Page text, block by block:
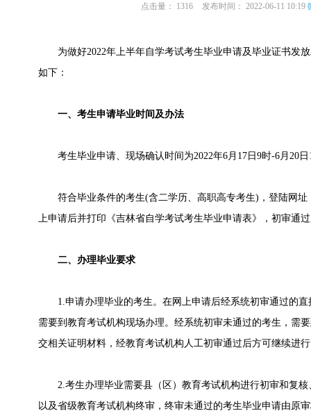
点击量： 1316 发布时间： 2022-06-11 10:19
为做好2022年上半年自学考试考生毕业申请及毕业证书发
如下：
一、考生申请毕业时间及办法
考生毕业申请、现场确认时间为2022年6月17日9时-6月20日
符合毕业条件的考生(含二学历、高职高专考生)，登陆网址（
上申请后并打印《吉林省自学考试考生毕业申请表》，初审通
二、办理毕业要求
1.申请办理毕业的考生。在网上申请后经系统初审通过的直
需要到教育考试机构现场办理。经系统初审未通过的考生，需
交相关证明材料，经教育考试机构人工初审通过后方可继续进
2.考生办理毕业需要县（区）教育考试机构进行初审和复核
以及省级教育考试机构终审，终审未通过的考生毕业申请由原